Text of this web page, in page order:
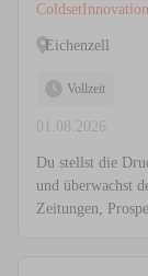
Eichenzell
Vollzeit
01.08.2026
Du stellst die
und überwachst
Zeitungen,